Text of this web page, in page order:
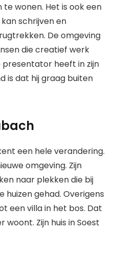
wonen. Het is ook een
schrijven en
De omgeving
die creatief werk
presentator heeft in zijn
is dat hij graag buiten
een hele verandering.
omgeving. Zijn
naar plekken die bij
huizen gehad. Overigens
een villa in het bos. Dat
Zijn huis in Soest